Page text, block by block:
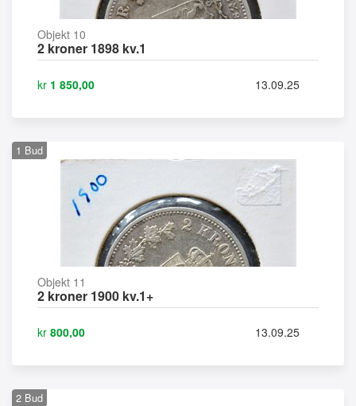
Objekt 10
2 kroner 1898 kv.1
kr 1 850,00 13.09.25
1 Bud
Objekt 11
2 kroner 1900 kv.1+
kr 800,00 13.09.25
2 Bud